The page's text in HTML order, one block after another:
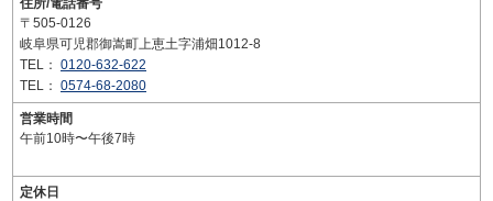
住所/電話番号
〒505-0126
岐阜県可児郡御嵩町上恵土字浦畑1012-8
TEL： 0120-632-622
TEL： 0574-68-2080
営業時間
午前10時〜午後7時
定休日